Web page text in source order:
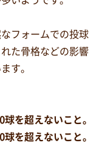
フォームでの投球
た骨格などの影響
す。
を超えないこと。
を超えないこと。